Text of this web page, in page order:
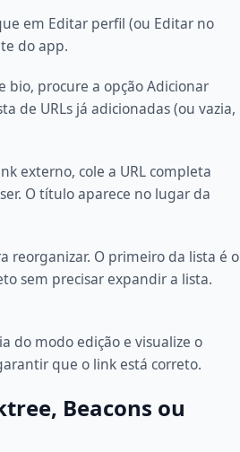
em Editar perfil (ou Editar no
do app.
bio, procure a opção Adicionar
de URLs já adicionadas (ou vazia,
externo, cole a URL completa
O título aparece no lugar da
reorganizar. O primeiro da lista é o
sem precisar expandir a lista.
do modo edição e visualize o
que o link está correto.
Beacons ou